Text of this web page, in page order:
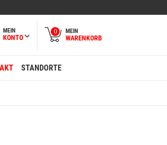
MEIN
KONTO
0 MEIN
WARENKORB
STANDORTE